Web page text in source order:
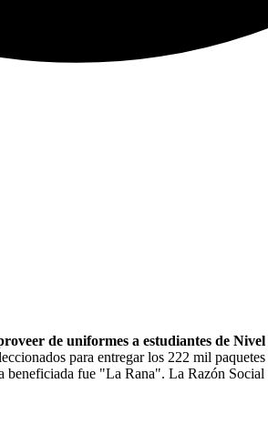
de uniformes a estudiantes de
para entregar los 222 mil
fue "La Rana". La Razón